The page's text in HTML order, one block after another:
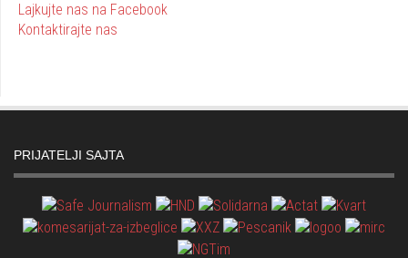
Lajkujte nas na Facebook
Kontaktirajte nas
PRIJATELJI SAJTA